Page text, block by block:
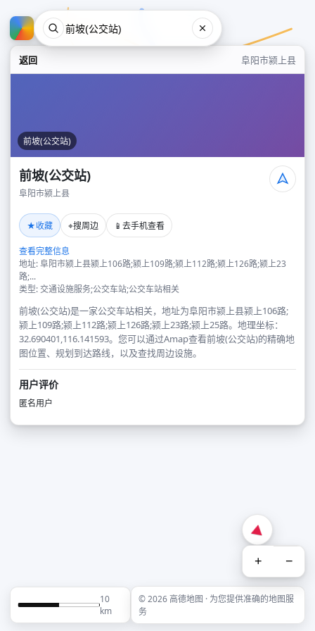
返回 阜阳市颍上县
前坡(公交站)
前坡(公交站)
阜阳市颍上县
★收藏 ⌖搜周边 📱 去手机查看
查看完整信息
地址: 阜阳市颍上县颍上106路;颍上109路;颍上112路;颍上126路;颍上23
路;...
类型: 交通设施服务;公交车站;公交车站相关
前坡(公交站)是一家公交车站相关，地址为阜阳市颍上县颍上106路;
颍上109路;颍上112路;颍上126路;颍上23路;颍上25路。地理坐标：
32.690401,116.141593。您可以通过Amap查看前坡(公交站)的精确地
图位置、规划到达路线，以及查找周边设施。
用户评价
匿名用户
+ −
10
km
© 2026 高德地图 · 为您提供准确的地图服
务